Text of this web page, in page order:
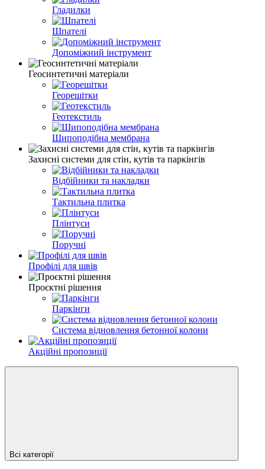
Гладилки
Шпателі
Допоміжний інструмент
Геосинтетичні матеріали
Георешітки
Геотекстиль
Шипоподібна мембрана
Захисні системи для стін, кутів та паркінгів
Відбійники та накладки
Тактильна плитка
Плінтуси
Поручні
Профілі для швів
Проєктні рішення
Паркінги
Система відновлення бетонної колони
Акційні пропозиції
Всі категорії